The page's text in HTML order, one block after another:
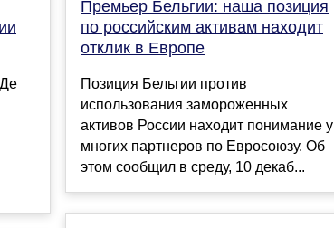
Премьер Бельгии: наша позиция
по российским активам находит
отклик в Европе
Позиция Бельгии против
использования замороженных
активов России находит понимание у
многих партнеров по Евросоюзу. Об
этом сообщил в среду, 10 декаб...